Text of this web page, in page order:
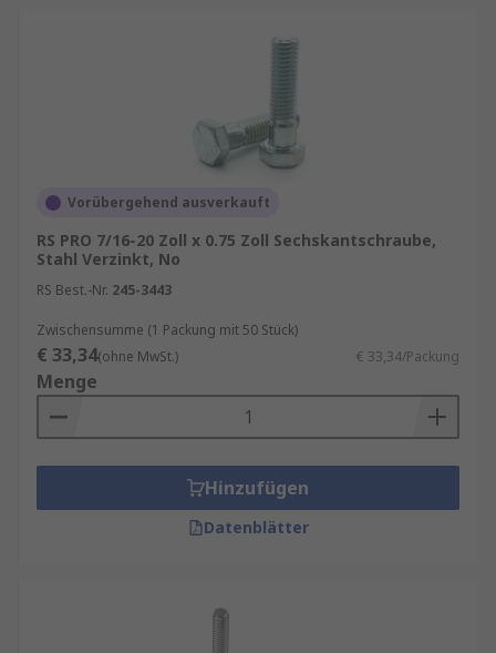
Vorübergehend ausverkauft
RS PRO 7/16-20 Zoll x 0.75 Zoll Sechskantschraube,
Stahl Verzinkt, No
RS Best.-Nr. 245-3443
Zwischensumme (1 Packung mit 50 Stück)
€ 33,34(ohne MwSt.) € 33,34/Packung
Menge
Hinzufügen
Datenblätter